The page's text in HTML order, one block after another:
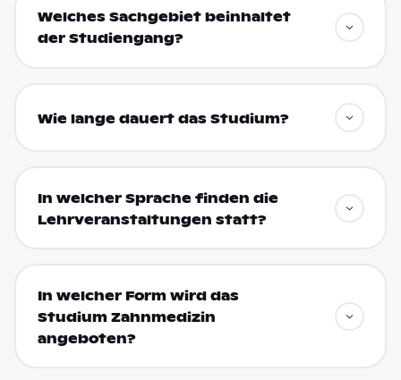
Welches Sachgebiet beinhaltet
der Studiengang?
Wie lange dauert das Studium?
In welcher Sprache finden die
Lehrveranstaltungen statt?
In welcher Form wird das
Studium Zahnmedizin
angeboten?